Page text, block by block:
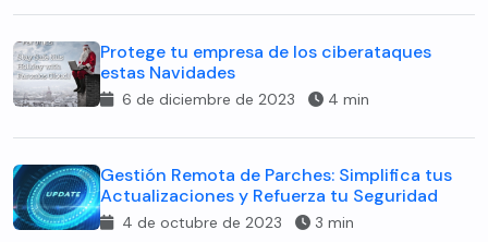
Protege tu empresa de los ciberataques
estas Navidades
6 de diciembre de 2023 4 min
Gestión Remota de Parches: Simplifica tus
Actualizaciones y Refuerza tu Seguridad
4 de octubre de 2023 3 min